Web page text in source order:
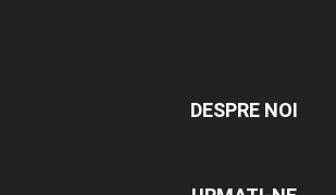
DESPRE NOI